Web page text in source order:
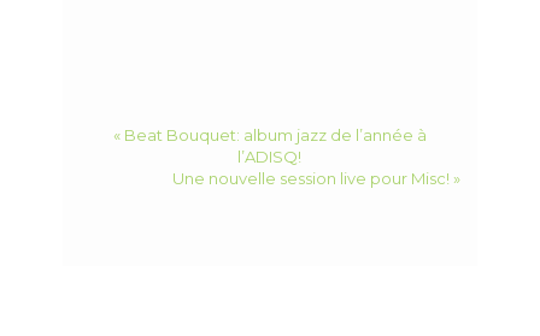
« Beat Bouquet: album jazz de l’année à
l’ADISQ!
Une nouvelle session live pour Misc! »